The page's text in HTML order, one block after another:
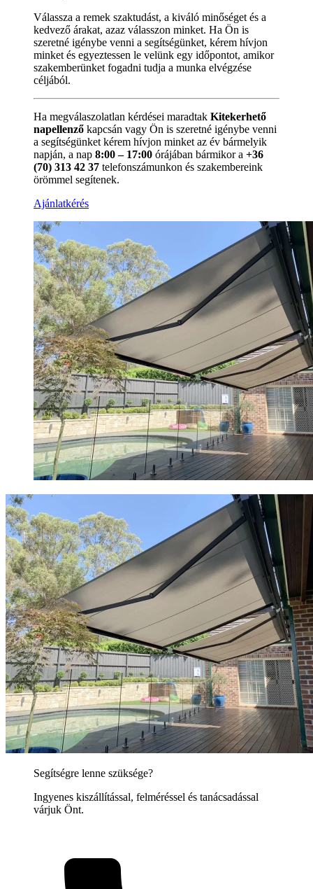
Válassza a remek szaktudást, a kiváló minőséget és a
kedvező árakat, azaz válasszon minket. Ha Ön is
szeretné igénybe venni a segítségünket, kérem hívjon
minket és egyeztessen le velünk egy időpontot, amikor
szakemberünket fogadni tudja a munka elvégzése
céljából.
Ha megválaszolatlan kérdései maradtak Kitekerhető
napellenző kapcsán vagy Ön is szeretné igénybe venni
a segítségünket kérem hívjon minket az év bármelyik
napján, a nap 8:00 – 17:00 órájában bármikor a +36
(70) 313 42 37 telefonszámunkon és szakembereink
örömmel segítenek.
Ajánlatkérés
Segítségre lenne szüksége?
Ingyenes kiszállítással, felméréssel és tanácsadással
várjuk Önt.